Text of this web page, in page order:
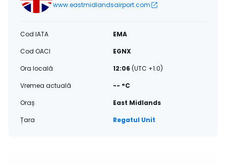
www.eastmidlandsairport.com
Cod IATA
EMA
Cod OACI
EGNX
Ora locală
12:06 (UTC +1.0)
Vremea actuală
-- °C
Oraș
East Midlands
Țara
Regatul Unit